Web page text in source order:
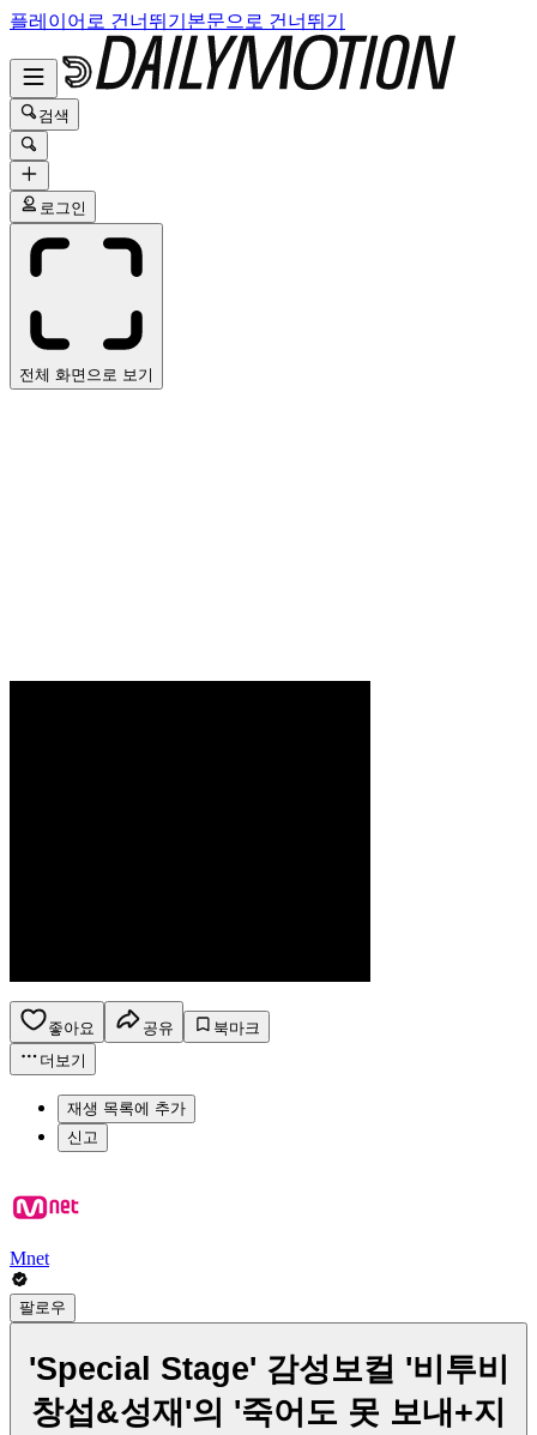
플레이어로 건너뛰기 본문으로 건너뛰기
검색
로그인
전체 화면으로 보기
좋아요 공유
북마크
더보기
재생 목록에 추가
신고
Mnet
팔로우
'Special Stage' 감성보컬 '비투비
창섭&성재'의 '죽어도 못 보내+지